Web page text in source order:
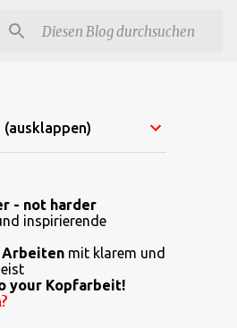
- not harder
inspirierende
mit klarem und
your Kopfarbeit!